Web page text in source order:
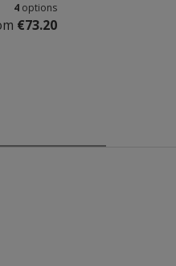
4 options
€73.20